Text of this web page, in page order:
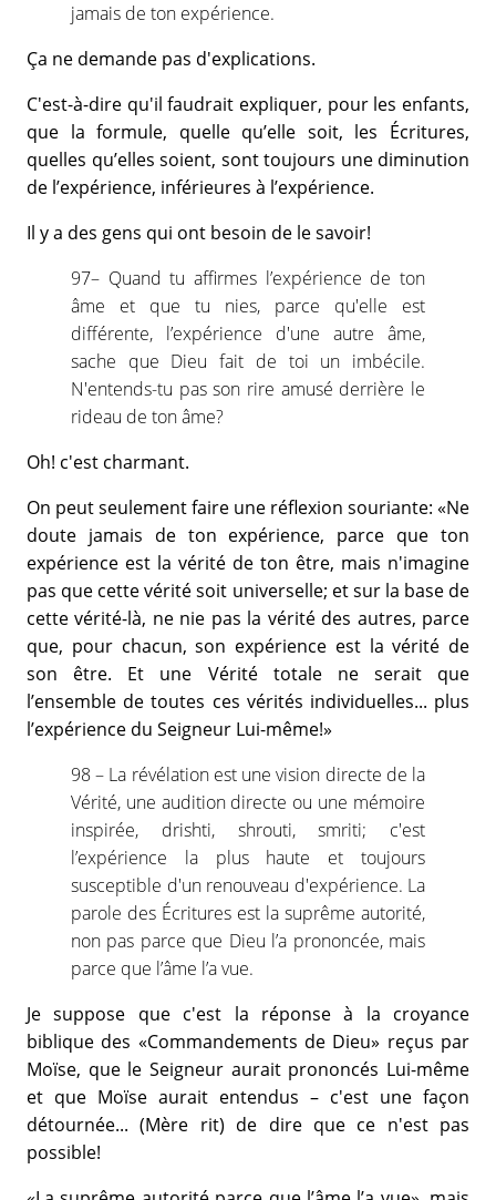
jamais de ton expérience.
Ça ne demande pas d'explications.
C'est-à-dire qu'il faudrait expliquer, pour les enfants,
que la formule, quelle qu’elle soit, les Écritures,
quelles qu’elles soient, sont toujours une diminution
de l’expérience, inférieures à l’expérience.
Il y a des gens qui ont besoin de le savoir!
97– Quand tu affirmes l’expérience de ton
âme et que tu nies, parce qu'elle est
différente, l’expérience d'une autre âme,
sache que Dieu fait de toi un imbécile.
N'entends-tu pas son rire amusé derrière le
rideau de ton âme?
Oh! c'est charmant.
On peut seulement faire une réflexion souriante: «Ne
doute jamais de ton expérience, parce que ton
expérience est la vérité de ton être, mais n'imagine
pas que cette vérité soit universelle; et sur la base de
cette vérité-là, ne nie pas la vérité des autres, parce
que, pour chacun, son expérience est la vérité de
son être. Et une Vérité totale ne serait que
l’ensemble de toutes ces vérités individuelles... plus
l’expérience du Seigneur Lui-même!»
98 – La révélation est une vision directe de la
Vérité, une audition directe ou une mémoire
inspirée, drishti, shrouti, smriti; c'est
l’expérience la plus haute et toujours
susceptible d'un renouveau d'expérience. La
parole des Écritures est la suprême autorité,
non pas parce que Dieu l’a prononcée, mais
parce que l’âme l’a vue.
Je suppose que c'est la réponse à la croyance
biblique des «Commandements de Dieu» reçus par
Moïse, que le Seigneur aurait prononcés Lui-même
et que Moïse aurait entendus – c'est une façon
détournée... (Mère rit) de dire que ce n'est pas
possible!